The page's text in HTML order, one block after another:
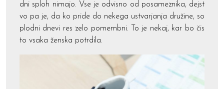
dni sploh nimajo. Vse je odvisno od posameznika, dejst
vo pa je, da ko pride do nekega ustvarjanja družine, so
plodni dnevi res zelo pomembni. To je nekaj, kar bo čis
to vsaka ženska potrdila.